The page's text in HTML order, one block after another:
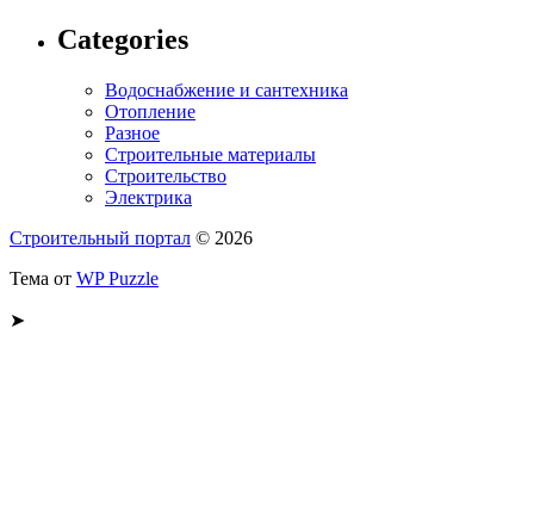
Categories
Водоснабжение и сантехника
Отопление
Разное
Строительные материалы
Строительство
Электрика
Строительный портал © 2026
Тема от WP Puzzle
➤